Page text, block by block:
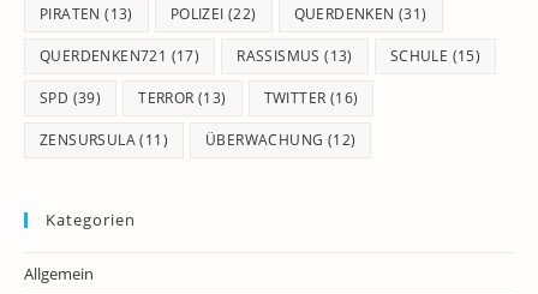
PIRATEN (13) POLIZEI (22) QUERDENKEN (31)
QUERDENKEN721 (17) RASSISMUS (13) SCHULE (15)
SPD (39) TERROR (13) TWITTER (16)
ZENSURSULA(11) ÜBERWACHUNG (12)
Kategorien
Allgemein